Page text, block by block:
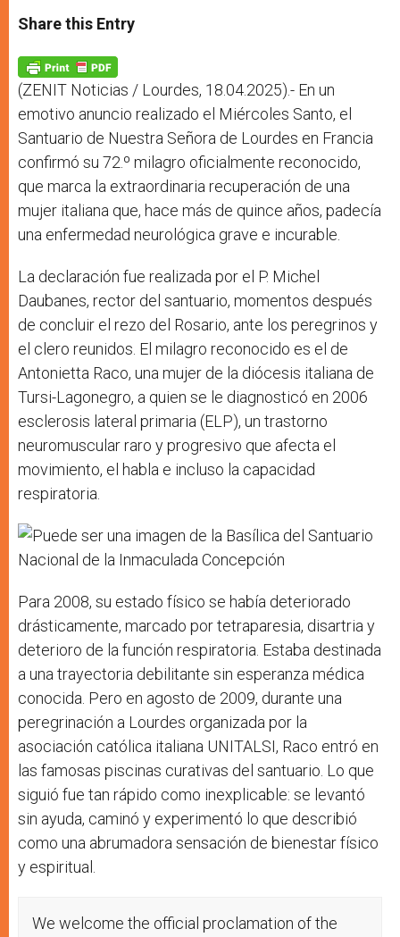
t
s
p
p
s
e
g
e
r
e
b
o
k
Share this Entry
(ZENIT Noticias / Lourdes, 18.04.2025).- En un
emotivo anuncio realizado el Miércoles Santo, el
Santuario de Nuestra Señora de Lourdes en Francia
confirmó su 72.º milagro oficialmente reconocido,
que marca la extraordinaria recuperación de una
mujer italiana que, hace más de quince años, padecía
una enfermedad neurológica grave e incurable.
La declaración fue realizada por el P. Michel
Daubanes, rector del santuario, momentos después
de concluir el rezo del Rosario, ante los peregrinos y
el clero reunidos. El milagro reconocido es el de
Antonietta Raco, una mujer de la diócesis italiana de
Tursi-Lagonegro, a quien se le diagnosticó en 2006
esclerosis lateral primaria (ELP), un trastorno
neuromuscular raro y progresivo que afecta el
movimiento, el habla e incluso la capacidad
respiratoria.
Para 2008, su estado físico se había deteriorado
drásticamente, marcado por tetraparesia, disartria y
deterioro de la función respiratoria. Estaba destinada
a una trayectoria debilitante sin esperanza médica
conocida. Pero en agosto de 2009, durante una
peregrinación a Lourdes organizada por la
asociación católica italiana UNITALSI, Raco entró en
las famosas piscinas curativas del santuario. Lo que
siguió fue tan rápido como inexplicable: se levantó
sin ayuda, caminó y experimentó lo que describió
como una abrumadora sensación de bienestar físico
y espiritual.
We welcome the official proclamation of the